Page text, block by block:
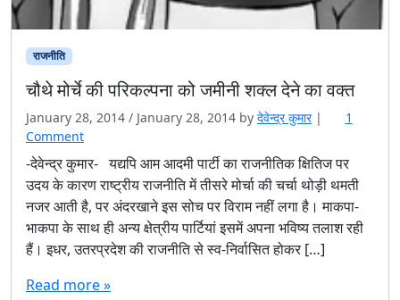
राजनीति
चौथे मोर्चे की परिकल्पना को जमीनी शक्ल देने का वक्त
January 28, 2014 / January 28, 2014 by देवेन्द्र कुमार |
1
Commento
चौ
थे
मो
र्चे
की
रि
-देवेन्द्र कुमार- यद्यपि आम आदमी पार्टी का राजनीतिक क्षितिज पर
उदय के कारण राष्ट्रीय राजनीति में तीसरे मोर्चा की चर्चा थोड़ी थमती
नजर आती है, पर अंदरखाने इस सोच पर विराम नहीं लगा है। माकपा-
भाकपा के साथ ही अन्य क्षेत्रीय पार्टियां इसमें अपना भविष्य तलाश रही
हैं। इधर, उतरप्रदेश की राजनीति से स्व-निर्वासित होकर […]
Read more »